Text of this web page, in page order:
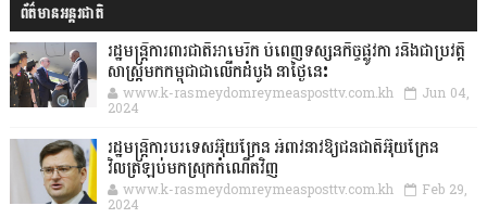
ព័ត៌មានអន្តរជាតិ
រដ្ឋមន្រ្តីការពារជាតិអាមេរិក បំពេញទស្សនកិច្ចផ្លូវកា រនិងជាប្រវត្តិ
សាស្រ្តមកកម្ពុជាជាលើកដំបូង នាថ្ងៃនេះ
www.k-rasmeydomreymeasposttv.com.kh Jun 04,
2024
រដ្ឋមន្ត្រីការបរទេសអ៊ុយក្រែន អំពាវនាវឱ្យជនជាតិអ៊ុយក្រែន
វិលត្រឡប់មកស្រុកកំណើតវិញ
www.k-rasmeydomreymeasposttv.com.kh Feb 29,
2024